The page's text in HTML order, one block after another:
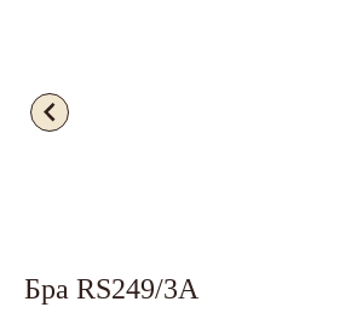
Бра RS249/3А